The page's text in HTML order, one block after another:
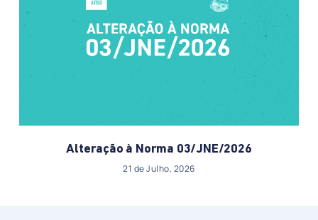
Alteração à Norma 03/JNE/2026
21 de Julho, 2026